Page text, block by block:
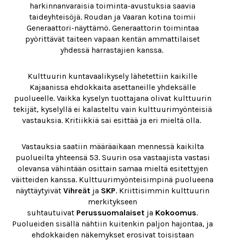
harkinnanvaraisia toiminta-avustuksia saavia
taideyhteisöjä. Roudan ja Vaaran kotina toimii
Generaattori-näyttämö. Generaattorin toimintaa
pyörittävät taiteen vapaan kentän ammattilaiset
yhdessä harrastajien kanssa.
Kulttuurin kuntavaalikysely lähetettiin kaikille
Kajaanissa ehdokkaita asettaneille yhdeksälle
puolueelle. Vaikka kyselyn tuottajana olivat kulttuurin
tekijät, kyselyllä ei kalasteltu vain kulttuurimyönteisiä
vastauksia. Kritiikkiä sai esittää ja eri mieltä olla.
Vastauksia saatiin määräaikaan mennessä kaikilta
puolueilta yhteensä 53. Suurin osa vastaajista vastasi
olevansa vähintään osittain samaa mieltä esitettyjen
väitteiden kanssa. Kulttuurimyönteisimpinä puolueena
näyttäytyivät Vihreät ja SKP. Kriittisimmin kulttuurin
merkitykseen
suhtautuivat Perussuomalaiset ja Kokoomus.
Puolueiden sisällä nähtiin kuitenkin paljon hajontaa, ja
ehdokkaiden näkemykset erosivat toisistaan